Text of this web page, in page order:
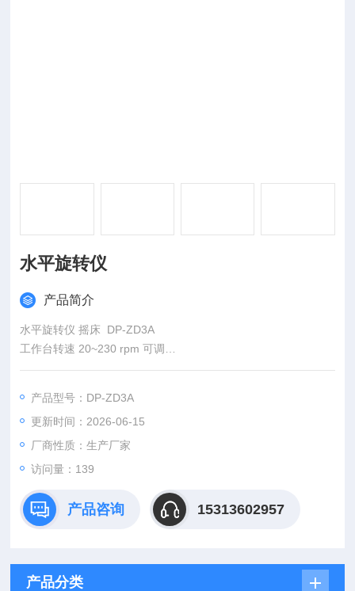
水平旋转仪
产品简介
水平旋转仪 摇床 DP-ZD3A
工作台转速 20~230 rpm 可调
周转直径 22mm
定时范围 0~999min 可调
产品型号：DP-ZD3A
更新时间：2026-06-15
厂商性质：生产厂家
访问量：139
产品咨询 15313602957
产品分类